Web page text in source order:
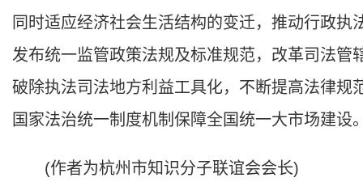
同时适应经济社会生活结构的变迁，推动行政
发布统一监管政策法规及标准规范，改革司法
破除执法司法地方利益工具化，不断提高法律
国家法治统一制度机制保障全国统一大市场建设
(作者为杭州市知识分子联谊会会长)